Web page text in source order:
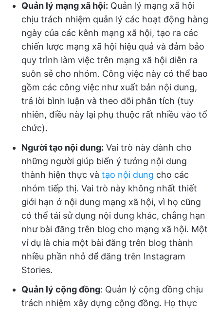
Quản lý mạng xã hội: Quản lý mạng xã hội
chịu trách nhiệm quản lý các hoạt động hàng
ngày của các kênh mạng xã hội, tạo ra các
chiến lược mạng xã hội hiệu quả và đảm bảo
quy trình làm việc trên mạng xã hội diễn ra
suôn sẻ cho nhóm. Công việc này có thể bao
gồm các công việc như xuất bản nội dung,
trả lời bình luận và theo dõi phân tích (tuy
nhiên, điều này lại phụ thuộc rất nhiều vào tổ
chức).
Người tạo nội dung: Vai trò này dành cho
những người giúp biến ý tưởng nội dung
thành hiện thực và tạo nội dung cho các
nhóm tiếp thị. Vai trò này không nhất thiết
giới hạn ở nội dung mạng xã hội, vì họ cũng
có thể tái sử dụng nội dung khác, chẳng hạn
như bài đăng trên blog cho mạng xã hội. Một
ví dụ là chia một bài đăng trên blog thành
nhiều phần nhỏ để đăng trên Instagram
Stories.
Quản lý cộng đồng: Quản lý cộng đồng chịu
trách nhiệm xây dựng cộng đồng. Họ thực